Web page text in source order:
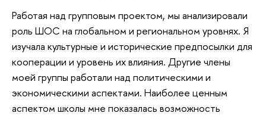
Работая над групповым проектом, мы анализировали
роль ШОС на глобальном и региональном уровнях. Я
изучала культурные и исторические предпосылки для
кооперации и уровень их влияния. Другие члены
моей группы работали над политическими и
экономическими аспектами. Наиболее ценным
аспектом школы мне показалась возможность